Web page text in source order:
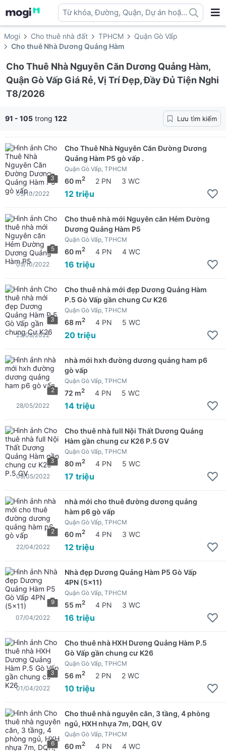
Từ khóa, Đường, Quận, Dự án hoặc
địa danh ...
Mogi Cho thuê nhà đất TPHCM
Quận Gò Vấp
Cho thuê Nhà Dương Quảng Hàm
Cho Thuê Nhà Nguyên Căn Dương Quảng Hàm,
Quận Gò Vấp Giá Rẻ, Vị Trí Đẹp, Đầy Đủ Tiện Nghi
T8/2026
91 - 105 trong 122 Lưu tìm kiếm
3
Cho Thuê Nhà Nguyên Căn Đường Dương
Quảng Hàm P5 gò vấp .
Quận Gò Vấp, TPHCM
60 m2 2 PN 3 WC
12 triệu
05/10/2022
5
Cho thuê nhà mới Nguyên căn Hẻm Đường
Dương Quảng Hàm P5
Quận Gò Vấp, TPHCM
60 m2 4 PN 4 WC
16 triệu
05/10/2022
3
Cho thuê nhà mới đẹp Dương Quảng Hàm
P.5 Gò Vấp gần chung Cư K26
Quận Gò Vấp, TPHCM
68 m2 4 PN 5 WC
20 triệu
25/08/2022
2
nhà mới hxh đường dương quảng ham p6
gò vấp
Quận Gò Vấp, TPHCM
72 m2 4 PN 5 WC
14 triệu
28/05/2022
3
Cho thuê nhà full Nội Thất Dương Quảng
Hàm gần chung cư K26 P.5 GV
Quận Gò Vấp, TPHCM
80 m2 4 PN 5 WC
17 triệu
09/05/2022
2
nhà mới cho thuê đường dương quảng
hàm p6 gò vấp
Quận Gò Vấp, TPHCM
60 m2 4 PN 3 WC
12 triệu
22/04/2022
9
Nhà đẹp Dương Quảng Hàm P5 Gò Vấp
4PN (5x11)
Quận Gò Vấp, TPHCM
55 m2 4 PN 3 WC
16 triệu
07/04/2022
3
Cho thuê nhà HXH Dương Quảng Hàm P.5
Gò Vấp gần chung cư K26
Quận Gò Vấp, TPHCM
56 m2 2 PN 2 WC
10 triệu
01/04/2022
6
Cho thuê nhà nguyên căn, 3 tầng, 4 phòng
ngủ, HXH nhựa 7m, DQH, GV
Quận Gò Vấp, TPHCM
60 m2 4 PN 4 WC